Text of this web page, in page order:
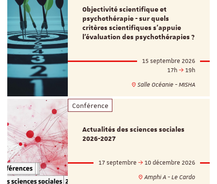
Objectivité scientifique et
psychothérapie - sur quels
critères scientifiques s'appuie
l'évaluation des psychothérapies ?
15 septembre 2026
17h
19h
Salle Océanie - MISHA
Conférence
Actualités des sciences sociales
2026-2027
17 septembre
10 décembre 2026
Amphi A - Le Cardo